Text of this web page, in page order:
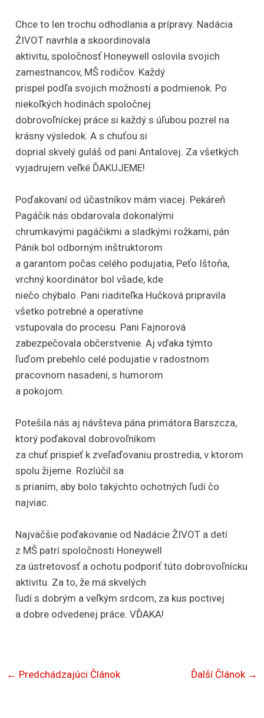
Chce to len trochu odhodlania a prípravy. Nadácia
ŹIVOT navrhla a skoordinovala
aktivitu, spoločnosť Honeywell oslovila svojich
zamestnancov, MŠ rodičov. Každý
prispel podľa svojich možností a podmienok. Po
niekoľkých hodinách spoločnej
dobrovoľníckej práce si každý s úľubou pozrel na
krásny výsledok. A s chuťou si
doprial skvelý guláš od pani Antalovej. Za všetkých
vyjadrujem veľké ĎAKUJEME!
Poďakovaní od účastníkov mám viacej. Pekáreň
Pagáčik nás obdarovala dokonalými
chrumkavými pagáčikmi a sladkými rožkami, pán
Pánik bol odborným inštruktorom
a garantom počas celého podujatia, Peťo Ištoňa,
vrchný koordinátor bol všade, kde
niečo chýbalo. Pani riaditeľka Hučková pripravila
všetko potrebné a operatívne
vstupovala do procesu. Pani Fajnorová
zabezpečovala občerstvenie. Aj vďaka týmto
ľuďom prebehlo celé podujatie v radostnom
pracovnom nasadení, s humorom
a pokojom.
Potešila nás aj návšteva pána primátora Barszcza,
ktorý poďakoval dobrovoľníkom
za chuť prispieť k zveľaďovaniu prostredia, v ktorom
spolu žijeme. Rozlúčil sa
s prianím, aby bolo takýchto ochotných ľudí čo
najviac.
Najväčšie poďakovanie od Nadácie ŽIVOT a detí
z MŠ patrí spoločnosti Honeywell
za ústretovosť a ochotu podporiť túto dobrovoľnícku
aktivitu. Za to, že má skvelých
ľudí s dobrým a veľkým srdcom, za kus poctivej
a dobre odvedenej práce. VĎAKA!
← Predchádzajúci Článok Ďalší Článok →